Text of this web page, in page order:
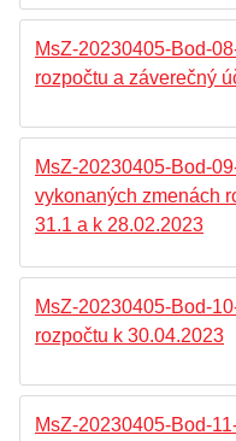
MsZ-20230405-Bod-
rozpočtu a záverečný
MsZ-20230405-Bod-
vykonaných zmenách
31.1 a k 28.02.2023
MsZ-20230405-Bod-
rozpočtu k 30.04.2023
MsZ-20230405-Bod-